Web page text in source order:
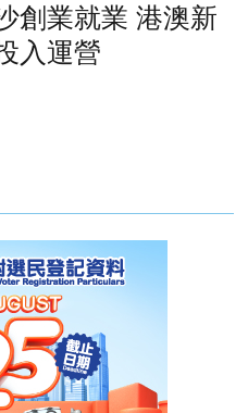
創業就業 港澳新
入運營